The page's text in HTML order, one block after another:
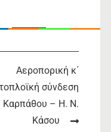
Download
Αεροπορική κ΄
σύνδεση
Καρπάθου – Η. Ν.
Κάσου